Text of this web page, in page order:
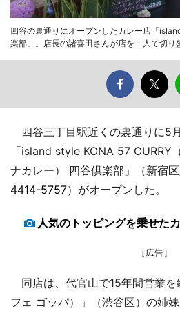
四谷の裏通りにオープンしたカレー店「
楽部」。店長の諸喜田さんが店を一人で切り
四谷三丁目駅近くの裏通りに5
「island style KONA 57 CURRY
ナカレー） 四谷倶楽部」（新宿
4414-5757）がオープンした。
人気のトッピングを乗せた
［広告］
同店は、代官山で15年間営業を
フェ ゴッパ）」（渋谷区）の姉